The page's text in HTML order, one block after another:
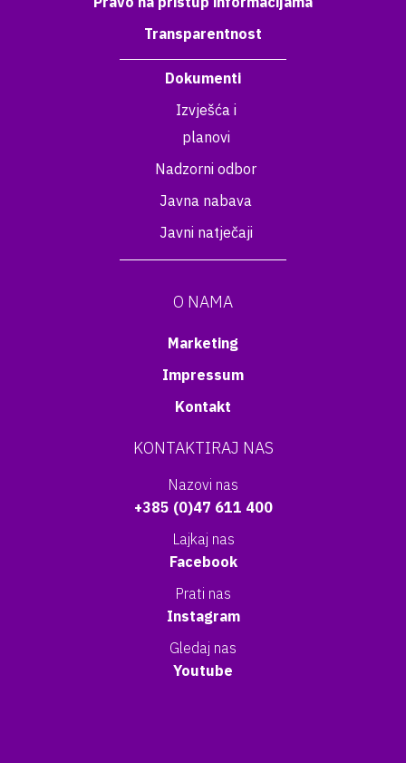
Transparentnost
Dokumenti
Izvješća i
planovi
Nadzorni odbor
Javna nabava
Javni natječaji
O NAMA
Marketing
Impressum
Kontakt
KONTAKTIRAJ NAS
Nazovi nas
+385 (0)47 611 400
Lajkaj nas
Facebook
Prati nas
Instagram
Gledaj nas
Youtube